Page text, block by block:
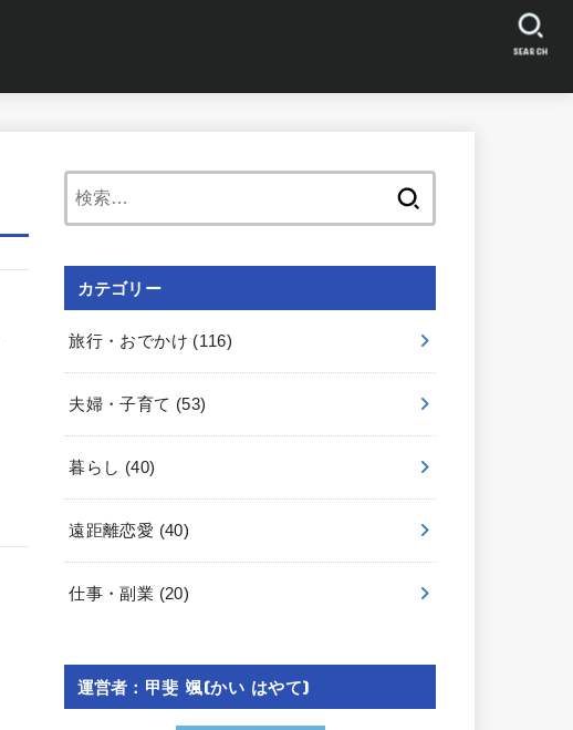
SEARCH
カテゴリー
旅行・おでかけ (116)
夫婦・子育て (53)
暮らし (40)
遠距離恋愛 (40)
仕事・副業 (20)
運営者：甲斐 颯(かい はやて)